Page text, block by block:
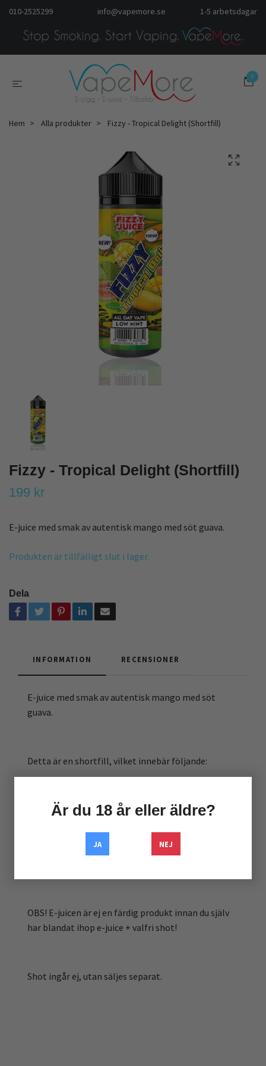
Är du 18 år eller äldre?
JA NEJ
010-2525299 info@vapemore.se 1-5 arbetsdagar
0
Hem Alla produkter Fizzy - Tropical Delight (Shortfill)
Fizzy - Tropical Delight (Shortfill)
199 kr
E-juice med smak av autentisk mango med söt guava.
Produkten är tillfälligt slut i lager.
Dela
INFORMATION RECENSIONER
E-juice med smak av autentisk mango med söt
guava.
Detta är en shortfill, vilket innebär följande:
tillsätta 20ml shot i. (2 x Valfri shot)
Kan användas direkt efter blandning men blir ännu
OBS! E-juicen är ej en färdig produkt innan du själv
har blandat ihop e-juice + valfri shot!
Shot ingår ej, utan säljes separat.